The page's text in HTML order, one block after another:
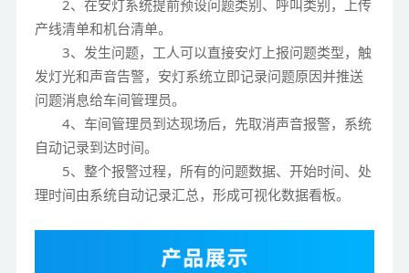
2、在安灯系统提前预设问题类别、呼叫类别，上传
产线清单和机台清单。
3、发生问题，工人可以直接安灯上报问题类型，触
发灯光和声音告警，安灯系统立即记录问题原因并推送
问题消息给车间管理员。
4、车间管理员到达现场后，先取消声音报警，系统
自动记录到达时间。
5、整个报警过程，所有的问题数据、开始时间、处
理时间由系统自动记录汇总，形成可视化数据看板。